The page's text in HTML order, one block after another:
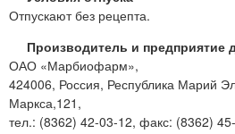
Отпускают без рецепта.
Производитель и предприятие
ОАО «Марбиофарм»,
424006, Россия, Республика Марий
Маркса,121,
тел.: (8362) 42-03-12, факс: (8362)